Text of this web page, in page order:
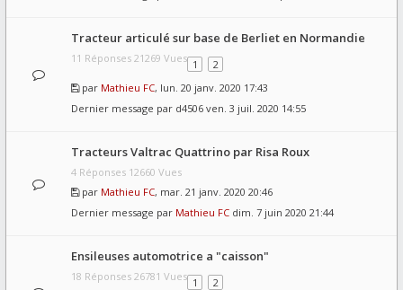
Tracteur articulé sur base de Berliet en Normandie
11 Réponses 21269 Vues 1
2
par Mathieu FC, lun. 20 janv. 2020 17:43
Dernier message par d4506 ven. 3 juil. 2020 14:55
Tracteurs Valtrac Quattrino par Risa Roux
4 Réponses 12660 Vues
par Mathieu FC, mar. 21 janv. 2020 20:46
Dernier message par Mathieu FC dim. 7 juin 2020 21:44
Ensileuses automotrice a "caisson"
18 Réponses 26781 Vues 1
2